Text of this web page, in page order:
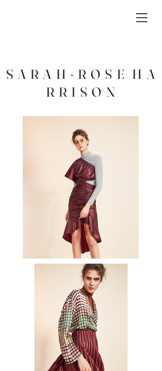
S A R A H - R O S E H A
R R I S O N